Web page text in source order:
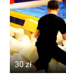
30 zł